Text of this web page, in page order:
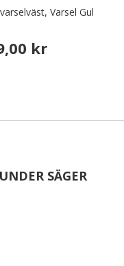
Varsel Gul
kr
SÄGER